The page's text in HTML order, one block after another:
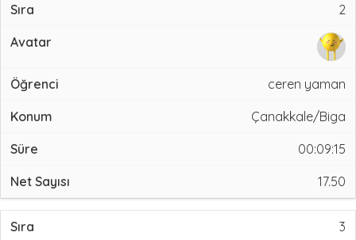
2
ceren yaman
Çanakkale/Biga
00:09:15
17.50
3